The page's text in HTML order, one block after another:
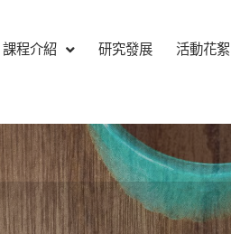
課程介紹 研究發展 活動花絮